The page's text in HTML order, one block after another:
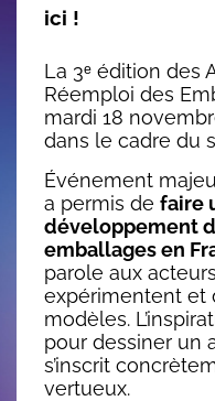
ici !
La 3ᵉ édition des
Réemploi des
mardi 18
dans le cadre du
Événement
a permis de faire
développement
emballages en
parole aux
expérimentent et
modèles.
pour dessiner un
s’inscrit
vertueux.